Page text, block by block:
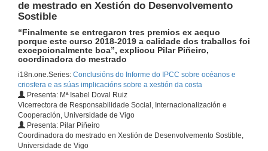
de mestrado en Xestión do Desenvolvemento
Sostible
“Finalmente se entregaron tres premios ex aequo
porque este curso 2018-2019 a calidade dos traballos foi
excepcionalmente boa”, explicou Pilar Piñeiro,
coordinadora do mestrado
i18n.one.Series: Conclusións do Informe do IPCC sobre océanos e
criosfera e as súas implicacións sobre a xestión da costa
Presenta: Mª Isabel Doval Ruiz
Vicerrectora de Responsabilidade Social, Internacionalización e
Cooperación, Universidade de Vigo
Presenta: Pilar Piñeiro
Coordinadora do mestrado en Xestión de Desenvolvemento Sostible,
Universidade de Vigo